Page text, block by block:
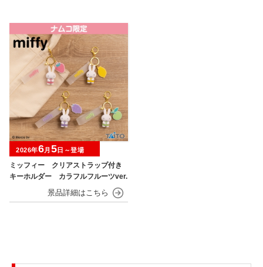
ミッフィー クリアストラップ付き
キーホルダー カラフルフルーツver.
2026年6月 5日～登場